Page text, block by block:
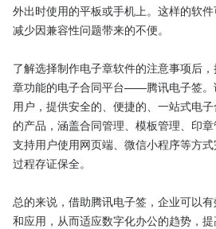
外出时使用的平板或手机上。这样的软
减少因兼容性问题带来的不便。
了解选择制作电子章软件的注意事项后
章功能的电子合同平台——腾讯电子签。
用户，提供安全的、便捷的、一站式电
的产品，涵盖合同管理、模板管理、印
支持用户使用网页端、微信小程序等方
过程存证保全。
总的来说，借助腾讯电子签，企业可以
和应用，从而适应数字化办公的趋势，